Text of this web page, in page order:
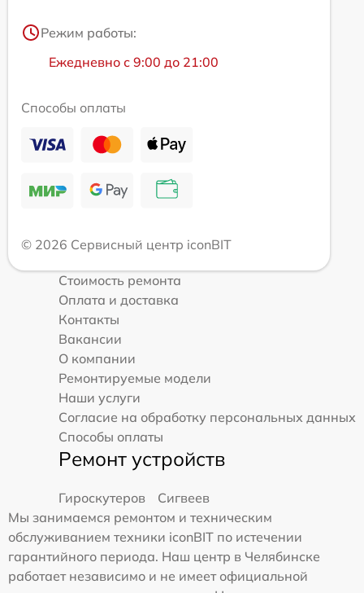
Режим работы:
Ежедневно с 9:00 до 21:00
Способы оплаты
© 2026 Сервисный центр iconBIT
Стоимость ремонта
Оплата и доставка
Контакты
Вакансии
О компании
Ремонтируемые модели
Наши услуги
Согласие на обработку персональных данных
Способы оплаты
Ремонт устройств
Гироскутеров
Сигвеев
Мы занимаемся ремонтом и техническим
обслуживанием техники iconBIT по истечении
гарантийного периода. Наш центр в Челябинске
работает независимо и не имеет официальной